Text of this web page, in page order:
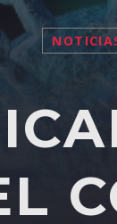
IN
THIS